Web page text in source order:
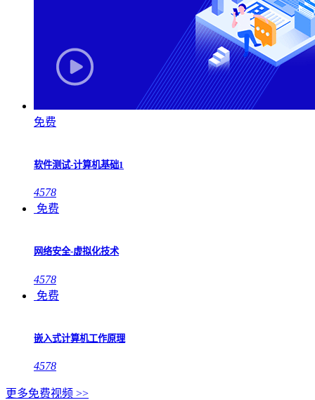
免费
软件测试-计算机基础1
4578
免费
网络安全-虚拟化技术
4578
免费
嵌入式计算机工作原理
4578
更多免费视频 >>